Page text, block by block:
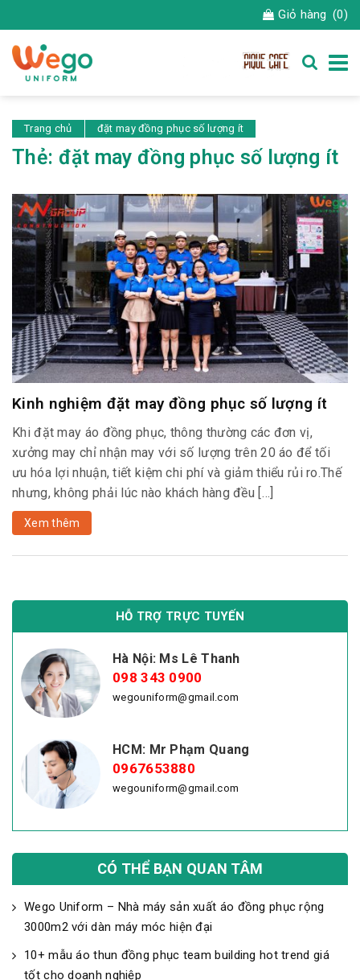
Giỏ hàng (0)
Trang chủ đặt may đồng phục số lượng ít
Thẻ: đặt may đồng phục số lượng ít
Kinh nghiệm đặt may đồng phục số lượng ít
Khi đặt may áo đồng phục, thông thường các đơn vị,
xưởng may chỉ nhận may với số lượng trên 20 áo để tối
ưu hóa lợi nhuận, tiết kiệm chi phí và giảm thiểu rủi ro.Thế
nhưng, không phải lúc nào khách hàng đều […]
Xem thêm
HỖ TRỢ TRỰC TUYẾN
Hà Nội: Ms Lê Thanh
098 343 0900
wegouniform@gmail.com
HCM: Mr Phạm Quang
0967653880
wegouniform@gmail.com
CÓ THỂ BẠN QUAN TÂM
Wego Uniform – Nhà máy sản xuất áo đồng phục rộng
3000m2 với dàn máy móc hiện đại
10+ mẫu áo thun đồng phục team building hot trend giá
tốt cho doanh nghiệp